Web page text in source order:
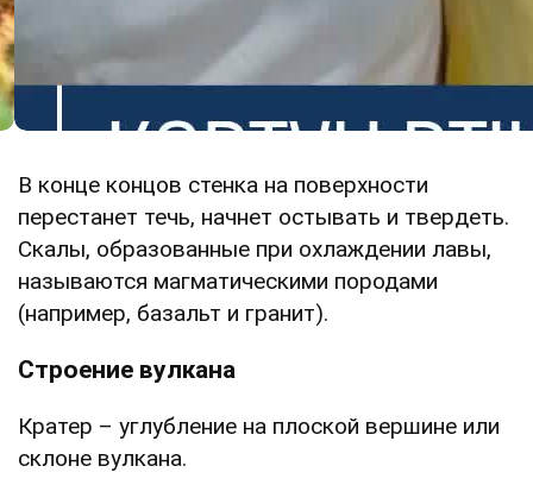
В конце концов стенка на поверхности
перестанет течь, начнет остывать и твердеть.
Скалы, образованные при охлаждении лавы,
называются магматическими породами
(например, базальт и гранит).
Строение вулкана
Кратер – углубление на плоской вершине или
склоне вулкана.